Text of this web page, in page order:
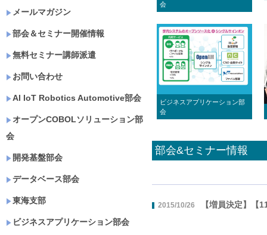
メールマガジン
部会＆セミナー開催情報
無料セミナー講師派遣
お問い合わせ
AI IoT Robotics Automotive部会
オープンCOBOLソリューション部
会
開発基盤部会
データベース部会
東海支部
ビジネスアプリケーション部会
会
ビジネスアプリケーション部
会
部会&セミナー情報
2015/10/26 【増員決定】